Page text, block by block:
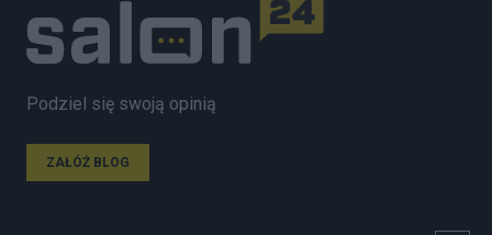
Podziel się swoją opinią
ZAŁÓŻ BLOG